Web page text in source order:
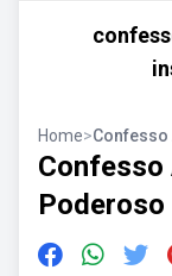
Home>Confesso
Confesso